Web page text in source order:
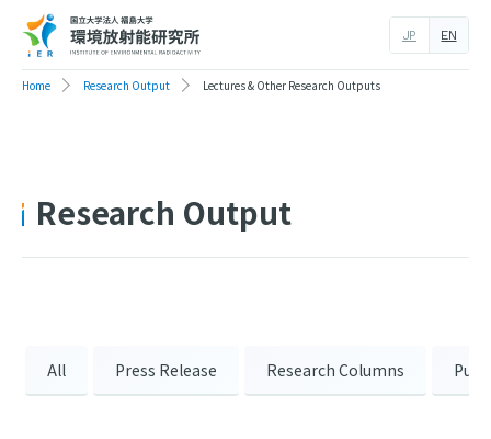
EN
JP
Home Research Output Lectures & Other Research Outputs
Research Output
All Press Release Research Columns